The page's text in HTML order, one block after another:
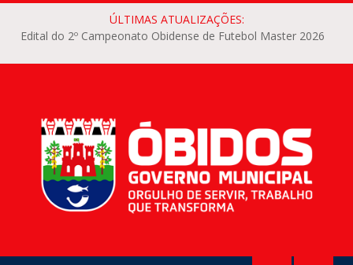
ÚLTIMAS ATUALIZAÇÕES:
Edital do 2º Campeonato Obidense de Futebol Master 2026